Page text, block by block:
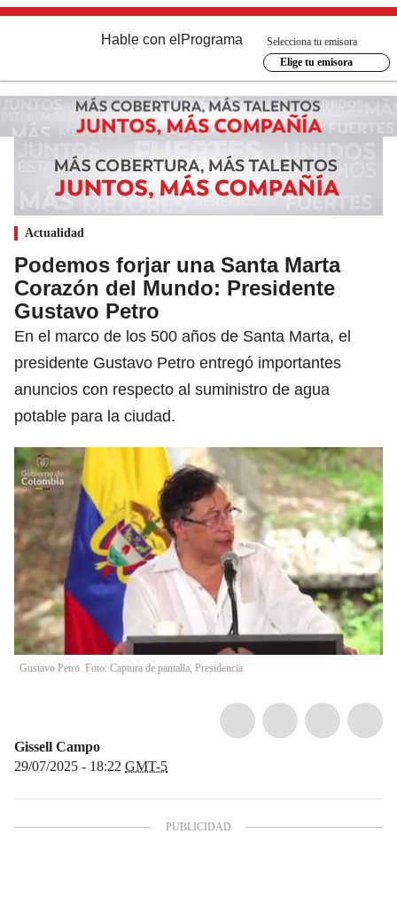
Hable con el Programa
Selecciona tu emisora
Elige tu emisora
Actualidad
Podemos forjar una Santa Marta
Corazón del Mundo: Presidente
Gustavo Petro
En el marco de los 500 años de Santa Marta, el
presidente Gustavo Petro entregó importantes
anuncios con respecto al suministro de agua
potable para la ciudad.
Gustavo Petro. Foto: Captura de pantalla, Presidencia
Gissell Campo
29/07/2025 - 18:22 GMT-5